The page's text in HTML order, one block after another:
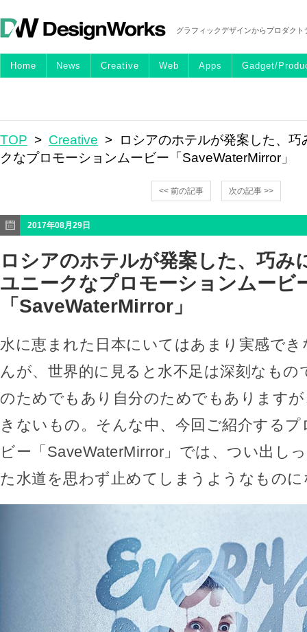
グラフィックデザインからプロダク
Home News Creative Web Apps Gadget/
TOP > Creative > ロシアのホテルが発案した、巧
クなプロモーションムービー「SaveWaterMirror」
<< 前の記事 次の記事 >>
2017年08月29日
ロシアのホテルが発案した、巧み
ユニークなプロモーションムービ
「SaveWaterMirror」
水に恵まれた日本にいてはあまり実感で
んが、世界的に見ると水不足は深刻なもの
のためでもあり自分のためでもあります
きないもの。そんな中、今回ご紹介する
ビー「SaveWaterMirror」では、つい出し
た水道を思わず止めてしまうようなもの